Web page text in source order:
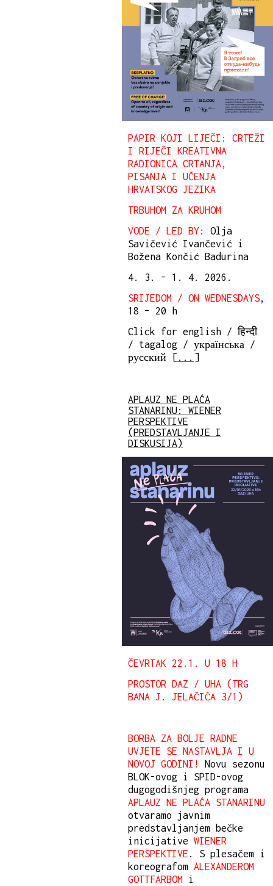
PAPIR KOJI LIJEČI: CRTEŽI
I RIJEČI KREATIVNA
RADIONICA CRTANJA,
PISANJA I UČENJA
HRVATSKOG JEZIKA
TRBUHOM ZA KRUHOM
VODE / LED BY:
Olja
Savičević Ivančević i
Božena Končić Badurina
4. 3. – 1. 4. 2026.
SRIJEDOM / ON WEDNESDAYS,
18 – 20 h
Click for english / हिन्दी
/ tagalog / українська /
русский [ ... ]
APLAUZ NE PLAĆA
STANARINU: WIENER
PERSPEKTIVE
(PREDSTAVLJANJE I
DISKUSIJA)
ČEVRTAK
22.1. U 18 H
PROSTOR DAZ / UHA (TRG
BANA J. JELAČIĆA 3/1)
BORBA ZA BOLJE RADNE
UVJETE SE NASTAVLJA I U
NOVOJ GODINI!
Novu sezonu
BLOK-ovog i SPID-ovog
dugogodišnjeg programa
APLAUZ NE PLAĆA STANARINU
otvaramo javnim
predstavljanjem bečke
inicijative WIENER
PERSPEKTIVE . S plesačem i
koreografom ALEXANDEROM
GOTTFARBOM i